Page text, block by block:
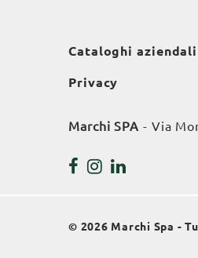
Cataloghi aziendali
Privacy
Marchi SPA - Via
© 2026 Marchi Spa -